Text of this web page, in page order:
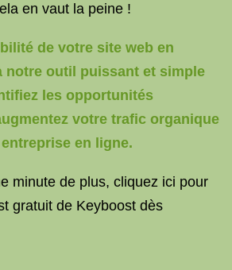
en vaut la peine !
de votre site web en
notre outil puissant et simple
les opportunités
votre trafic organique
en ligne.
minute de plus, cliquez ici pour
gratuit de Keyboost dès